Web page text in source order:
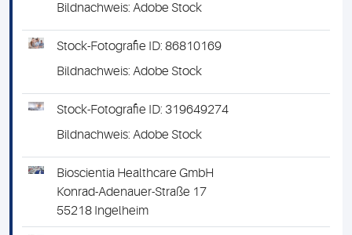
Bildnachweis: Adobe Stock
Stock-Fotografie ID: 86810169
Bildnachweis: Adobe Stock
Stock-Fotografie ID: 319649274
Bildnachweis: Adobe Stock
Bioscientia Healthcare GmbH
Konrad-Adenauer-Straße 17
55218 Ingelheim